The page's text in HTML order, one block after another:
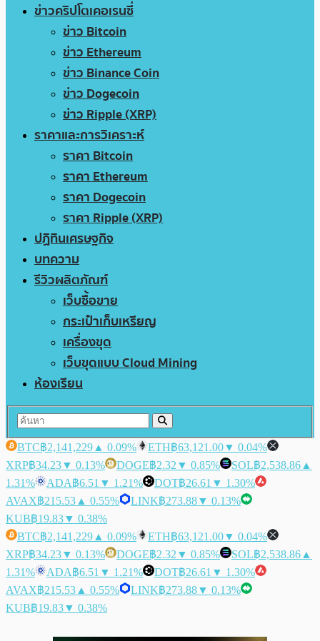
ข่าวคริปโตเคอเรนซี่
ข่าว Bitcoin
ข่าว Ethereum
ข่าว Binance Coin
ข่าว Dogecoin
ข่าว Ripple (XRP)
ราคาและการวิเคราะห์
ราคา Bitcoin
ราคา Ethereum
ราคา Dogecoin
ราคา Ripple (XRP)
ปฏิทินเศรษฐกิจ
บทความ
รีวิวผลิตภัณฑ์
เว็บซื้อขาย
กระเป๋าเก็บเหรียญ
เครื่องขุด
เว็บขุดแบบ Cloud Mining
ห้องเรียน
BTC฿2,141,229 ▲ 0.09% ETH฿63,121.00▼ 0.04%
XRP฿34.23▼ 0.13% DOGE฿2.32 ▼ 0.85% SOL฿2,538.86 ▲
1.31%
ADA฿6.51 ▼ 1.21% DOT฿26.61 ▼ 1.30%
AVAX฿215.53 ▲ 0.55% LINK฿273.88▼ 0.13%
KUB฿19.83▼ 0.38%
BTC฿2,141,229 ▲ 0.09% ETH฿63,121.00▼ 0.04%
XRP฿34.23▼ 0.13% DOGE฿2.32 ▼ 0.85% SOL฿2,538.86 ▲
1.31%
ADA฿6.51 ▼ 1.21% DOT฿26.61 ▼ 1.30%
AVAX฿215.53 ▲ 0.55% LINK฿273.88▼ 0.13%
KUB฿19.83▼ 0.38%